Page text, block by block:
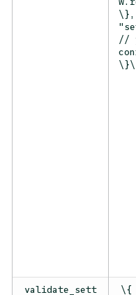
\},
//
validate_sett \{